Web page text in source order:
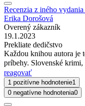
Recenzia z iného
Erika Dorošová
Overený zákazník
19.1.2023
Prekliate dedičstvo
Každou knihou autora je
príbehy. Slovenské
reagovať
1 pozitívne hodnotenie1
0 negatívne hodnotenia0